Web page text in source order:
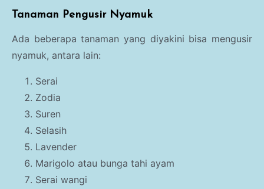
Tanaman Pengusir Nyamuk
Ada beberapa tanaman yang diyakini bisa mengusir
nyamuk, antara lain:
Serai
Zodia
Suren
Selasih
Lavender
Marigolo atau bunga tahi ayam
Serai wangi